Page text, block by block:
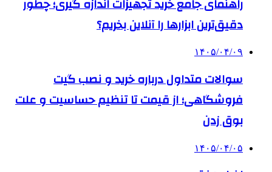
دقیق‌ترین ابزارها را آنلاین بخریم؟
۱۴۰۵/۰۴/۰۹
سوالات متداول درباره خرید و نصب گیت
فروشگاهی؛ از قیمت تا تنظیم حساسیت و علت
بوق زدن
۱۴۰۵/۰۴/۰۵